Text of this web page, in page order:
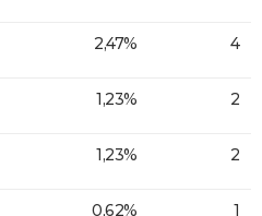
2,47% 4
1,23% 2
1,23% 2
0,62% 1